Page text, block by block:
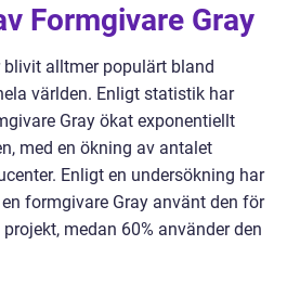
Formgivare Gray
blivit alltmer populärt bland
världen. Enligt statistik har
Gray ökat exponentiellt
med en ökning av antalet
Enligt en undersökning har
formgivare Gray använt den för
medan 60% använder den